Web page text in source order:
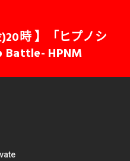
時 】「ヒプノシ
Battle- HPNM